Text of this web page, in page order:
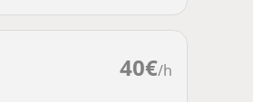
40€/h